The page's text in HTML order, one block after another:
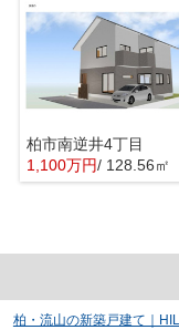
柏市南逆井4丁目
1,100万円/ 128.56㎡
柏・流山の新築戸建て｜